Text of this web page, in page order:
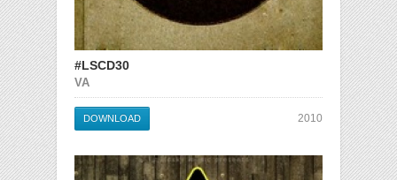
#LSCD30
VA
DOWNLOAD 2010